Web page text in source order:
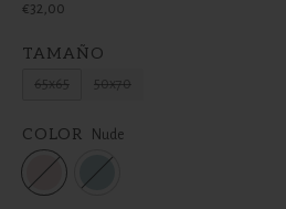
€32,00
TAMAÑO
65x65 50x70
COLOR Nude